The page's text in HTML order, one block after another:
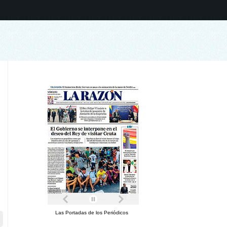
Las Portadas de los Periódicos